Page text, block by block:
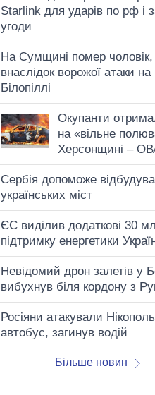
Starlink для ударів по рф і
угоди
На Сумщині помер
внаслідок ворожої атаки
Білопіллі
Окупанти
на «вільне
Херсонщині –
Сербія допоможе
українських міст
ЄС виділив додаткові 30
підтримку енергетики
Невідомий дрон залетів у
вибухнув біля кордону з
Росіяни атакували
автобус, загинув водій
Більше новин